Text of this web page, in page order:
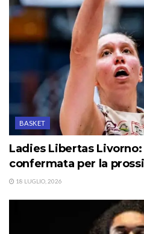
BASKET
Ladies Libertas
confermata per la
18 LUGLIO, 2026